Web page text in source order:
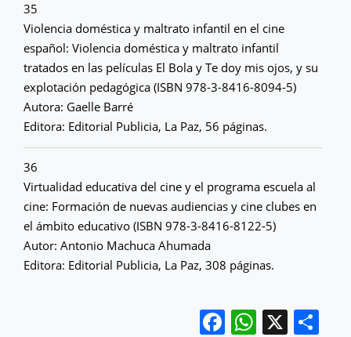
35
Violencia doméstica y maltrato infantil en el cine
español: Violencia doméstica y maltrato infantil
tratados en las películas El Bola y Te doy mis ojos, y su
explotación pedagógica (ISBN 978-3-8416-8094-5)
Autora: Gaelle Barré
Editora: Editorial Publicia, La Paz, 56 páginas.
36
Virtualidad educativa del cine y el programa escuela al
cine: Formación de nuevas audiencias y cine clubes en
el ámbito educativo (ISBN 978-3-8416-8122-5)
Autor: Antonio Machuca Ahumada
Editora: Editorial Publicia, La Paz, 308 páginas.
Facebook
X